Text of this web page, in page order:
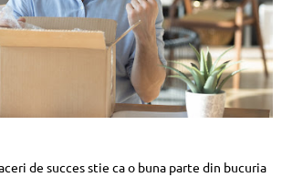
de succes stie ca o buna parte din bucuria